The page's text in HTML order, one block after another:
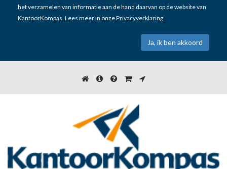
het verzamelen van informatie aan de hand daarvan op de website van
KantoorKompas. Lees meer in onzePrivacyverklaring.